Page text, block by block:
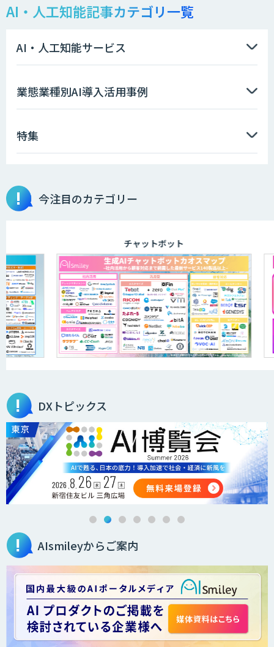
AI・人工知能記事カテゴリ一覧
AI・人工知能サービス
業態業種別AI導入活用事例
特集
今注目のカテゴリー
チャットボット
DXトピックス
AIsmileyからご案内